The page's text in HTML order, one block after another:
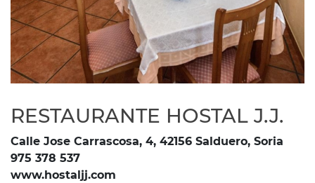
RESTAURANTE HOSTAL J.J.
Calle Jose Carrascosa, 4, 42156 Salduero, Soria
975 378 537
www.hostaljj.com